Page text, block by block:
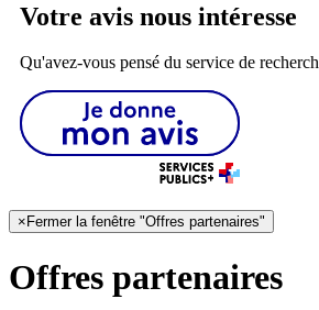
Votre avis nous intéresse
Qu'avez-vous pensé du service de
× Fermer la fenêtre "Offres partenaires"
Offres partenaires